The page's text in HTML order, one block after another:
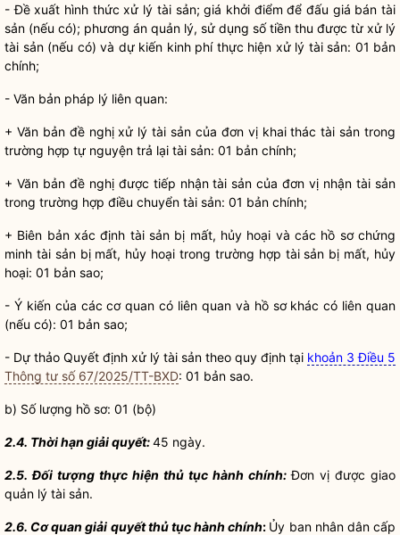
- Đề xuất hình thức xử lý tài sản; giá khởi điểm để đấu giá bán tài
sản (nếu có); phương án quản lý, sử dụng số tiền thu được từ xử lý
tài sản (nếu có) và dự kiến kinh phí thực hiện xử lý tài sản: 01 bản
chính;
- Văn bản pháp lý liên quan:
+ Văn bản đề nghị xử lý tài sản của đơn vị khai thác tài sản trong
trường hợp tự nguyện trả lại tài sản: 01 bản chính;
+ Văn bản đề nghị được tiếp nhận tài sản của đơn vị nhận tài sản
trong trường hợp điều chuyển tài sản: 01 bản chính;
+ Biên bản xác định tài sản bị mất, hủy hoại và các hồ sơ chứng
minh tài sản bị mất, hủy hoại trong trường hợp tài sản bị mất, hủy
hoại: 01 bản sao;
- Ý kiến của các cơ quan có liên quan và hồ sơ khác có liên quan
(nếu có): 01 bản sao;
- Dự thảo Quyết định xử lý tài sản theo quy định tại khoản 3 Điều 5
Thông tư số 67/2025/TT-BXD: 01 bản sao.
b) Số lượng hồ sơ: 01 (bộ)
2.4. Thời hạn giải quyết:45 ngày.
2.5. Đối tượng thực hiện thủ tục hành chính:Đơn vị được giao
quản lý tài sản.
2.6. Cơ quan giải quyết thủ tục hành chính: Ủy ban nhân dân cấp